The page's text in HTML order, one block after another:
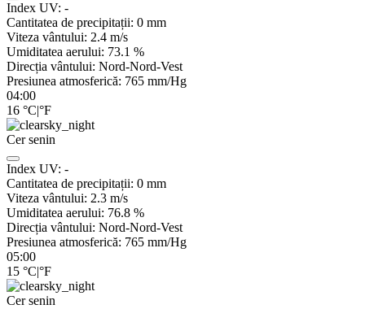
Index UV: -
Cantitatea de precipitații: 0 mm
Viteza vântului: 2.4 m/s
Umiditatea aerului: 73.1 %
Direcția vântului: Nord-Nord-Vest
Presiunea atmosferică: 765 mm/Hg
04:00
16 °C|°F
Cer senin
Index UV: -
Cantitatea de precipitații: 0 mm
Viteza vântului: 2.3 m/s
Umiditatea aerului: 76.8 %
Direcția vântului: Nord-Nord-Vest
Presiunea atmosferică: 765 mm/Hg
05:00
15 °C|°F
Cer senin